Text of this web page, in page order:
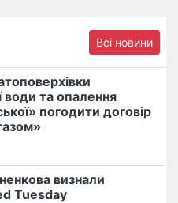
Всі новини
води та опалення
погодити договір
визнали
Tuesday